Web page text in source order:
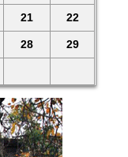
21 22
28 29